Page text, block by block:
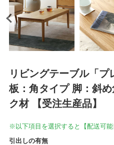
リビングテーブル「
板：角タイプ 脚：斜
ク材 【受注生産品】
※以下項目を選択すると【配送可
引出しの有無